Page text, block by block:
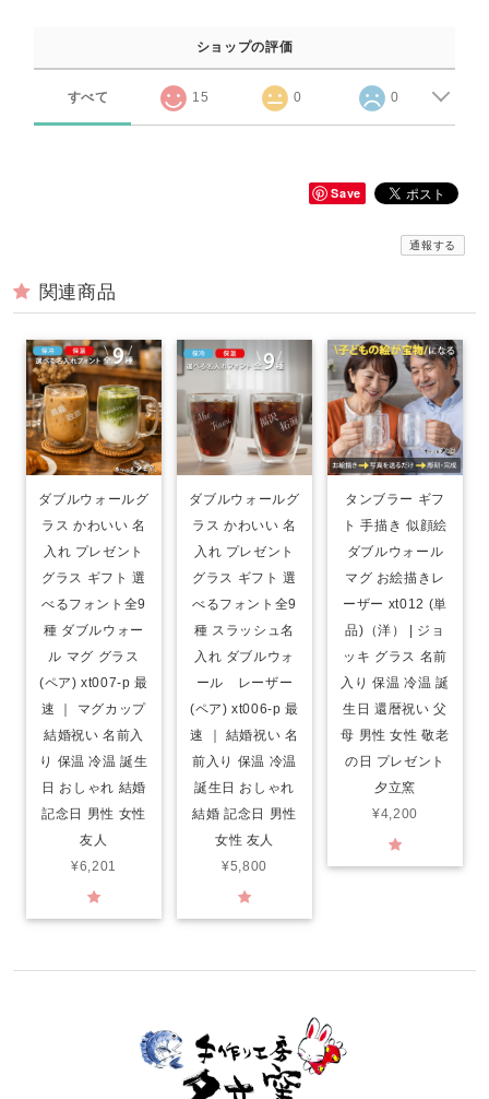
ショップの評価
すべて 15 0 0
Save
通報する
関連商品
ダブルウォールグ
ラス かわいい 名
入れ プレゼント
グラス ギフト 選
べるフォント全9
種 ダブルウォー
ル マグ グラス
(ペア) xt007-p 最
速 ｜ マグカップ
結婚祝い 名前入
り 保温 冷温 誕生
日 おしゃれ 結婚
記念日 男性 女性
友人
¥6,201
ダブルウォールグ
ラス かわいい 名
入れ プレゼント
グラス ギフト 選
べるフォント全9
種 スラッシュ名
入れ ダブルウォ
ール レーザー
(ペア) xt006-p 最
速 ｜ 結婚祝い 名
前入り 保温 冷温
誕生日 おしゃれ
結婚 記念日 男性
女性 友人
¥5,800
タンブラー ギフ
ト 手描き 似顔絵
ダブルウォール
マグ お絵描きレ
ーザー xt012 (単
品)（洋） | ジョ
ッキ グラス 名前
入り 保温 冷温 誕
生日 還暦祝い 父
母 男性 女性 敬老
の日 プレゼント
夕立窯
¥4,200